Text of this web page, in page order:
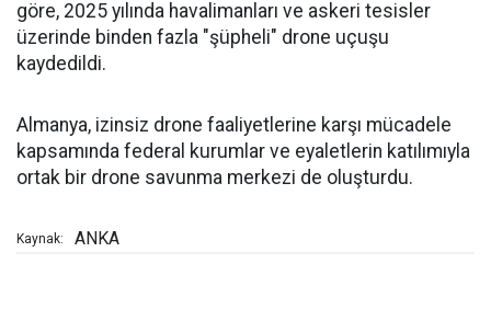
göre, 2025 yılında havalimanları ve askeri tesisler
üzerinde binden fazla "şüpheli" drone uçuşu
kaydedildi.
Almanya, izinsiz drone faaliyetlerine karşı mücadele
kapsamında federal kurumlar ve eyaletlerin katılımıyla
ortak bir drone savunma merkezi de oluşturdu.
Kaynak: ANKA